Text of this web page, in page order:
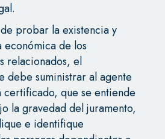
probar la existencia y
de los
relacionados, el
debe suministrar al agente
certificado, que se entiende
la gravedad del juramento,
e identifique